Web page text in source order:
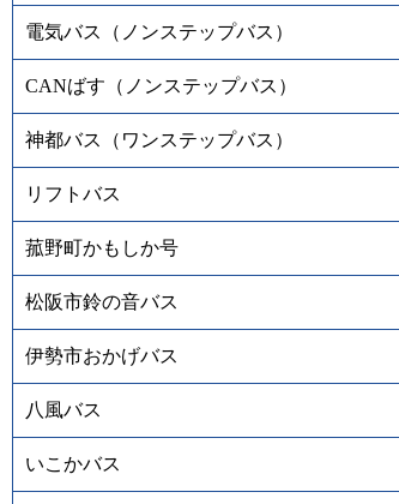
電気バス（ノンステップバス）
CANばす（ノンステップバス）
神都バス（ワンステップバス）
リフトバス
菰野町かもしか号
松阪市鈴の音バス
伊勢市おかげバス
八風バス
いこかバス